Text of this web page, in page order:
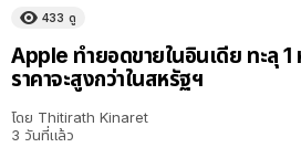
433 ดู
Apple ทำยอดขายในอินเดีย ทะลุ
ราคาจะสูงกว่าในสหรัฐฯ
โดย Thitirath Kinaret
3 วันที่แล้ว